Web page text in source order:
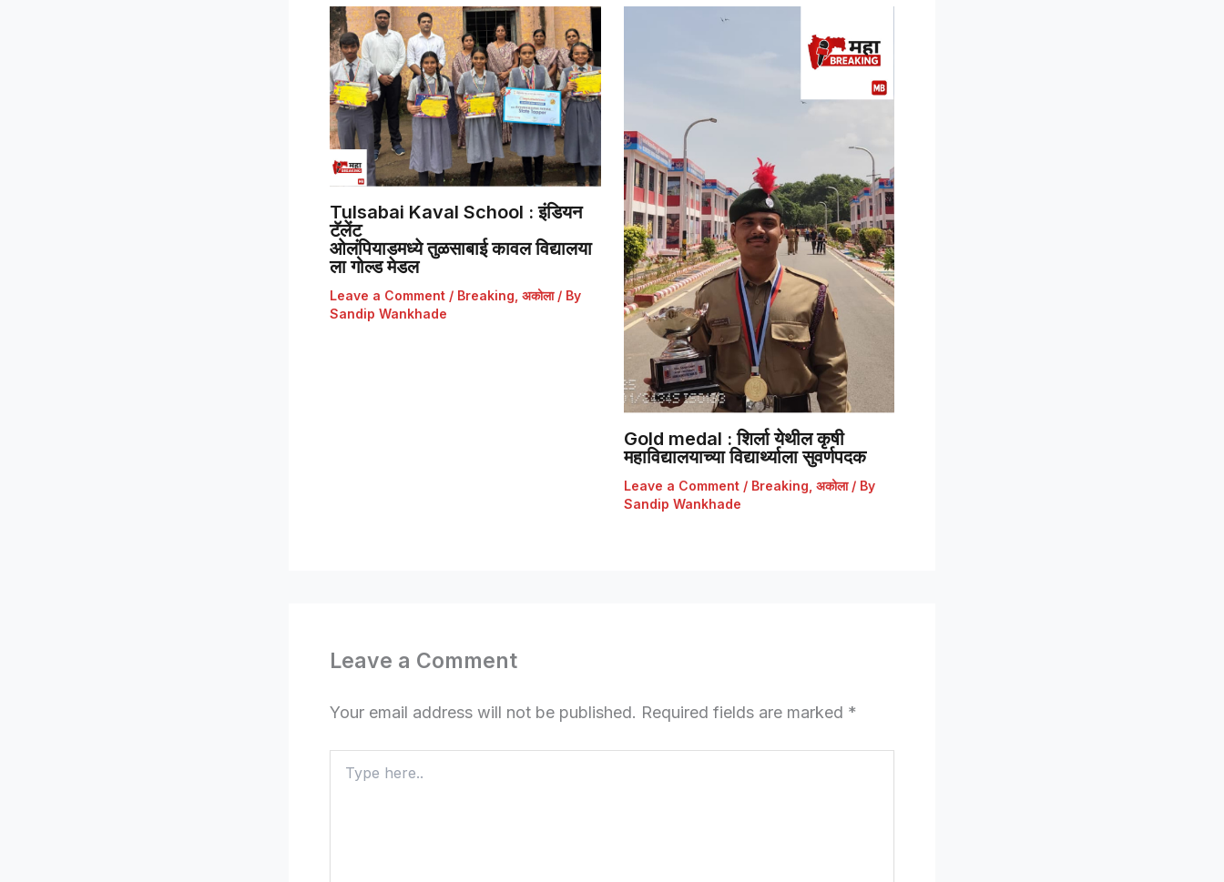
Tulsabai Kaval School : इंडियन
टॅलेंट
ओलंपियाडमध्ये तुळसाबाई कावल विद्यालया
ला गोल्ड मेडल
Leave a Comment / Breaking अकोला/ By
Sandip Wankhade
Gold medal : शिर्ला येथील कृषी
महाविद्यालयाच्या विद्यार्थ्याला सुवर्णपदक
Leave a Comment / Breaking अकोला/ By
Sandip Wankhade
Leave a Comment
Your email address will not be published. Required fields are marked *
here..